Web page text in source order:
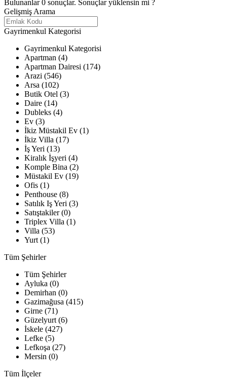
Bulunanlar0 sonuçlar. Sonuçlar yüklensin mi ?
Gelişmiş Arama
Gayrimenkul Kategorisi
Gayrimenkul Kategorisi
Apartman (4)
Apartman Dairesi (174)
Arazi (546)
Arsa (102)
Butik Otel (3)
Daire (14)
Dubleks (4)
Ev (3)
İkiz Müstakil Ev (1)
İkiz Villa (17)
İş Yeri (13)
Kiralık İşyeri (4)
Komple Bina (2)
Müstakil Ev (19)
Ofis (1)
Penthouse (8)
Satılık Iş Yeri (3)
Satıştakiler (0)
Triplex Villa (1)
Villa (53)
Yurt (1)
Tüm Şehirler
Tüm Şehirler
Ayluka (0)
Demirhan (0)
Gazimağusa (415)
Girne (71)
Güzelyurt (6)
İskele (427)
Lefke (5)
Lefkoşa (27)
Mersin (0)
Tüm İlçeler